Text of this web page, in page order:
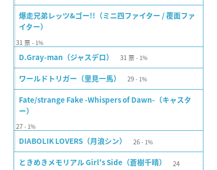
爆走兄弟レッツ&ゴー!!（ミニ四ファイター / 覆面ファ
イター）
31 票 1%
D.Gray-man（ジャスデロ） 31 票 1%
ワールドトリガー（里見一馬） 29 1%
Fate/strange Fake -Whispers of Dawn-（キャスタ
ー）
27 1%
DIABOLIK LOVERS（月浪シン） 26 1%
ときめきメモリアル Girl's Side（蒼樹千晴） 24